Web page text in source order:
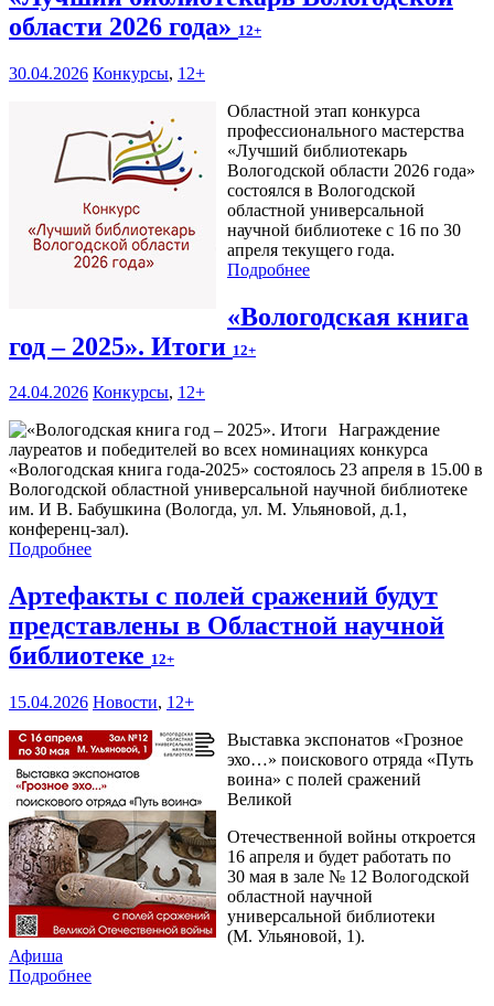
области 2026 года» 12+
30.04.2026 Конкурсы, 12+
Областной этап конкурса
профессионального мастерства
«Лучший библиотекарь
Вологодской области 2026 года»
состоялся в Вологодской
областной универсальной
научной библиотеке с 16 по 30
апреля текущего года.
Подробнее
«Вологодская книга
год – 2025». Итоги 12+
24.04.2026 Конкурсы, 12+
Награждение
лауреатов и победителей во всех номинациях конкурса
«Вологодская книга года-2025» состоялось 23 апреля в 15.00 в
Вологодской областной универсальной научной библиотеке
им. И В. Бабушкина (Вологда, ул. М. Ульяновой, д.1,
конференц-зал).
Подробнее
Артефакты с полей сражений будут
представлены в Областной научной
библиотеке 12+
15.04.2026 Новости, 12+
Выставка экспонатов «Грозное
эхо…» поискового отряда «Путь
воина» с полей сражений
Великой
Отечественной войны откроется
16 апреля и будет работать по
30 мая в зале № 12 Вологодской
областной научной
универсальной библиотеки
(М. Ульяновой, 1).
Афиша
Подробнее